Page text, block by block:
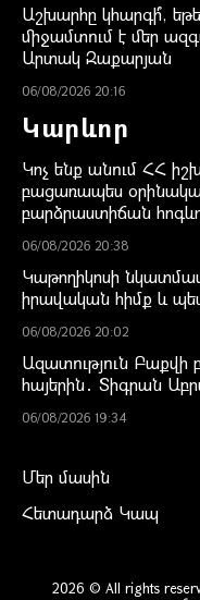
Աշխարհը կհարգի՞,
միջամտում է մեր
Արտակ Զաքարյան
06/08/2026 20:16
Կարևոր
Կոչ ենք անում ՀՀ
բացառապես
բարձրաստիճան
06/08/2026 20:38
Կաթողիկոսի
իրավական հիմք և
06/08/2026 20:02
Ազատություն Բաքվի
հայերին․ Տիգրան
06/08/2026 19:34
Մեր մասին
Հետադարձ Կապ
2026 © All rights